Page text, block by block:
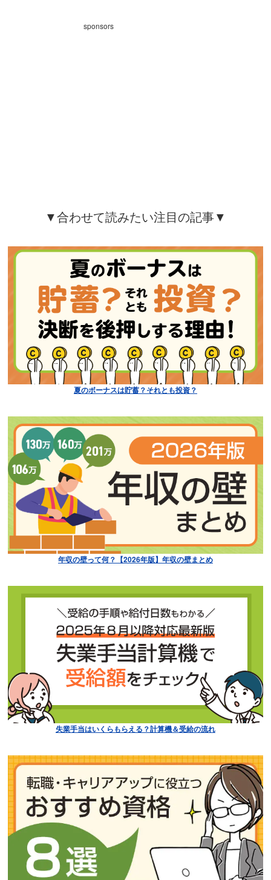
sponsors
▼合わせて読みたい注目の記事▼
夏のボーナスは貯蓄？それとも投資？
年収の壁って何？【2026年版】年収の壁まとめ
失業手当はいくらもらえる？計算機＆受給の流れ